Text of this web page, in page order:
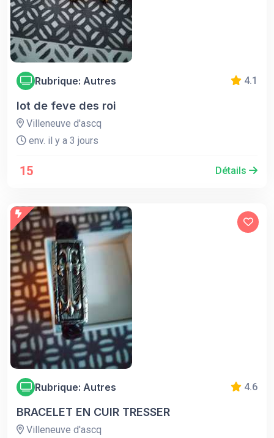
Rubrique: Autres 4.1
lot de feve des roi
Villeneuve d'ascq
env. il y a 3 jours
15 Détails
Rubrique: Autres 4.6
BRACELET EN CUIR TRESSER
Villeneuve d'ascq